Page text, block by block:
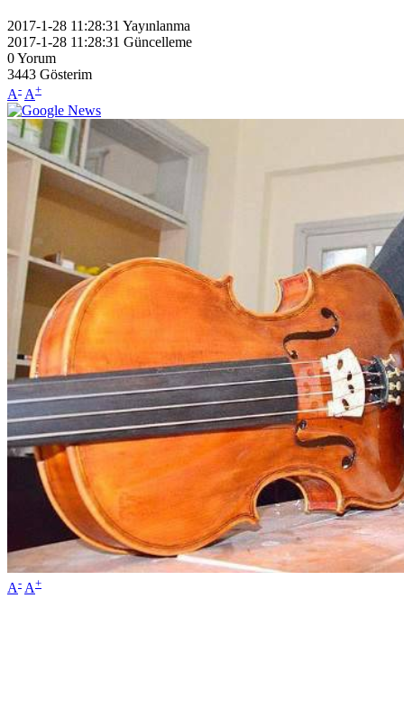
2017-1-28 11:28:31 Yayınlanma
2017-1-28 11:28:31 Güncelleme
0Yorum
3443 Gösterim
A- A+
A- A+